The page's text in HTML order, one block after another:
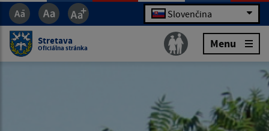
Slovenčina
Stretava
Oficiálna stránka Menu